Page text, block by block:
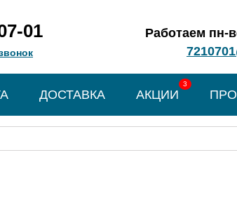
Работаем пн-
01
ДОСТАВКА
3
АКЦИИ